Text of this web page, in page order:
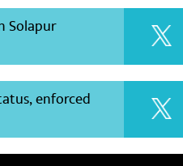
Solapur
enforced